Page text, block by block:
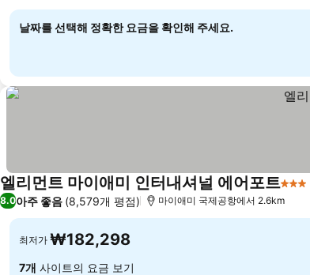
날짜를 선택해 정확한 요금을 확인해 주세요.
엘리먼트 마이애미 인터내셔널 에어포트3 성급
8.0아주 좋음 (8,579개 평점) 마이애미 국제공항에서 2.6km
최저가 ₩182,298
7개 사이트의 요금 보기